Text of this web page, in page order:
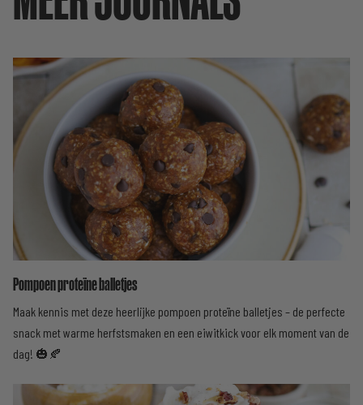
Pompoen proteïne balletjes
Maak kennis met deze heerlijke pompoen proteïne balletjes – de perfecte
snack met warme herfstsmaken en een eiwitkick voor elk moment van de
dag! 🎃🍂